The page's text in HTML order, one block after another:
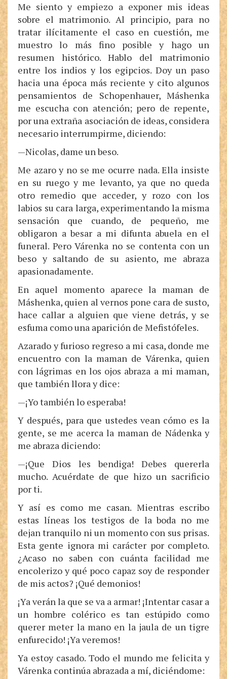
Me siento y empiezo a exponer mis ideas
sobre el matrimonio. Al principio, para no
tratar ilícitamente el caso en cuestión, me
muestro lo más fino posible y hago un
resumen histórico. Hablo del matrimonio
entre los indios y los egipcios. Doy un paso
hacia una época más reciente y cito algunos
pensamientos de Schopenhauer, Máshenka
me escucha con atención; pero de repente,
por una extraña asociación de ideas, considera
necesario interrumpirme, diciendo:
—Nicolas, dame un beso.
Me azaro y no se me ocurre nada. Ella insiste
en su ruego y me levanto, ya que no queda
otro remedio que acceder, y rozo con los
labios su cara larga, experimentando la misma
sensación que cuando, de pequeño, me
obligaron a besar a mi difunta abuela en el
funeral. Pero Várenka no se contenta con un
beso y saltando de su asiento, me abraza
apasionadamente.
En aquel momento aparece la maman de
Máshenka, quien al vernos pone cara de susto,
hace callar a alguien que viene detrás, y se
esfuma como una aparición de Mefistófeles.
Azarado y furioso regreso a mi casa, donde me
encuentro con la maman de Várenka, quien
con lágrimas en los ojos abraza a mi maman,
que también llora y dice:
—¡Yo también lo esperaba!
Y después, para que ustedes vean cómo es la
gente, se me acerca la maman de Nádenka y
me abraza diciendo:
—¡Que Dios les bendiga! Debes quererla
mucho. Acuérdate de que hizo un sacrificio
por ti.
Y así es como me casan. Mientras escribo
estas líneas los testigos de la boda no me
dejan tranquilo ni un momento con sus prisas.
Esta gente ignora mi carácter por completo.
¿Acaso no saben con cuánta facilidad me
encolerizo y qué poco capaz soy de responder
de mis actos? ¡Qué demonios!
¡Ya verán la que se va a armar! ¡Intentar casar a
un hombre colérico es tan estúpido como
querer meter la mano en la jaula de un tigre
enfurecido! ¡Ya veremos!
Ya estoy casado. Todo el mundo me felicita y
Várenka continúa abrazada a mí, diciéndome: